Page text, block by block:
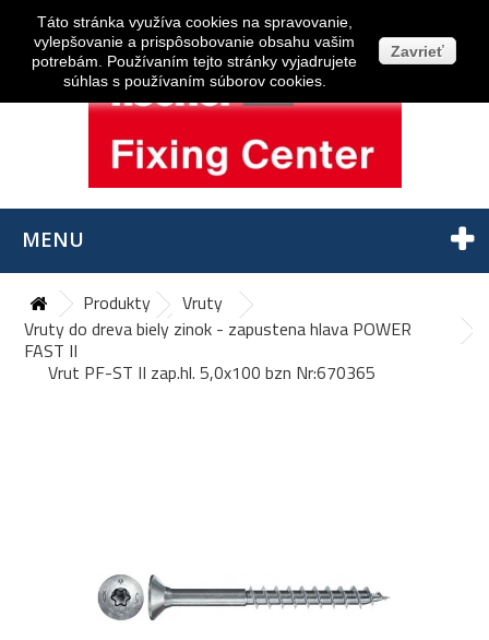
MENU
Produkty
Vruty
Vruty do dreva biely zinok - zapustena hlava POWER
FAST II
Vrut PF-ST II zap.hl. 5,0x100 bzn Nr:670365
Táto stránka využíva cookies na spravovanie,
vylepšovanie a prispôsobovanie obsahu vašim
potrebám. Používaním tejto stránky vyjadrujete
súhlas s používaním súborov cookies.
Zavrieť